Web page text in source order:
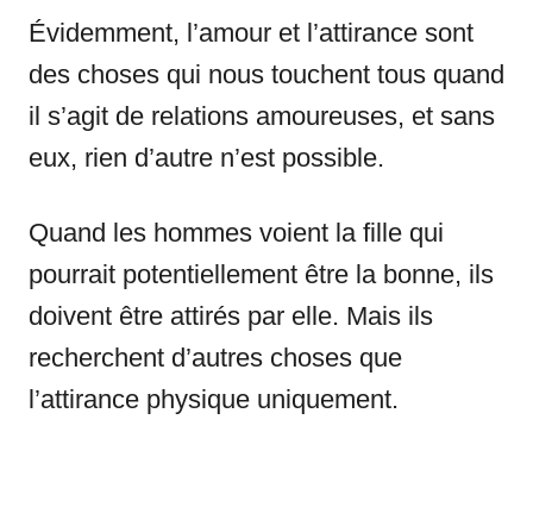
Évidemment, l’amour et l’attirance sont
des choses qui nous touchent tous quand
il s’agit de relations amoureuses, et sans
eux, rien d’autre n’est possible.
Quand les hommes voient la fille qui
pourrait potentiellement être la bonne, ils
doivent être attirés par elle. Mais ils
recherchent d’autres choses que
l’attirance physique uniquement.